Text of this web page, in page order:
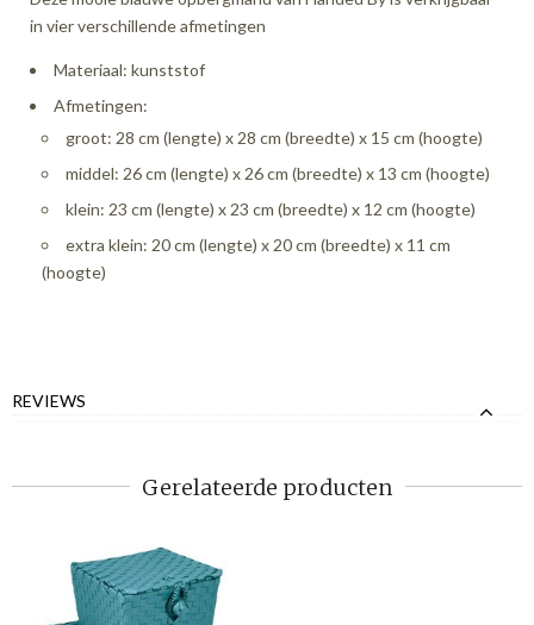
in vier verschillende afmetingen
Materiaal: kunststof
Afmetingen:
groot: 28 cm (lengte) x 28 cm (breedte) x 15 cm (hoogte)
middel: 26 cm (lengte) x 26 cm (breedte) x 13 cm (hoogte)
klein: 23 cm (lengte) x 23 cm (breedte) x 12 cm (hoogte)
extra klein: 20 cm (lengte) x 20 cm (breedte) x 11 cm
(hoogte)
REVIEWS
Gerelateerde producten